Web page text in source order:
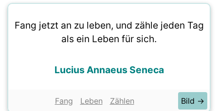
Fang jetzt an zu leben, und zähle jeden Tag
als ein Leben für sich.
Lucius Annaeus Seneca
Fang Leben Zählen Bild →